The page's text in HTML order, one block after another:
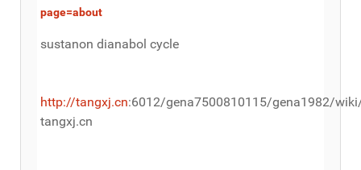
page=about
sustanon dianabol cycle
http://tangxj.cn:6012/gena7500810115/gena1982/
tangxj.cn